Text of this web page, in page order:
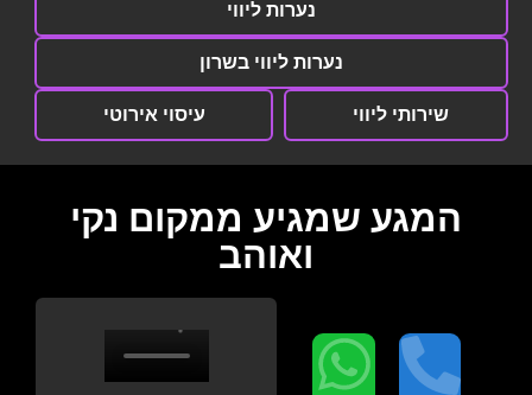
נערות ליווי
נערות ליווי בשרון
עיסוי אירוטי שירותי ליווי
המגע שמגיע ממקום נקי
ואוהב